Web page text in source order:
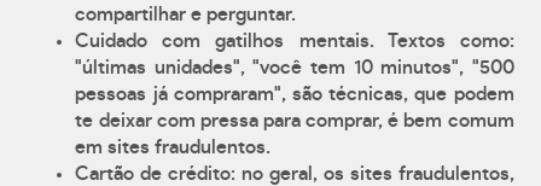
compartilhar e perguntar.
Cuidado com gatilhos mentais. Textos como:
"últimas unidades", "você tem 10 minutos", "500
pessoas já compraram", são técnicas, que podem
te deixar com pressa para comprar, é bem comum
em sites fraudulentos.
Cartão de crédito: no geral, os sites fraudulentos,